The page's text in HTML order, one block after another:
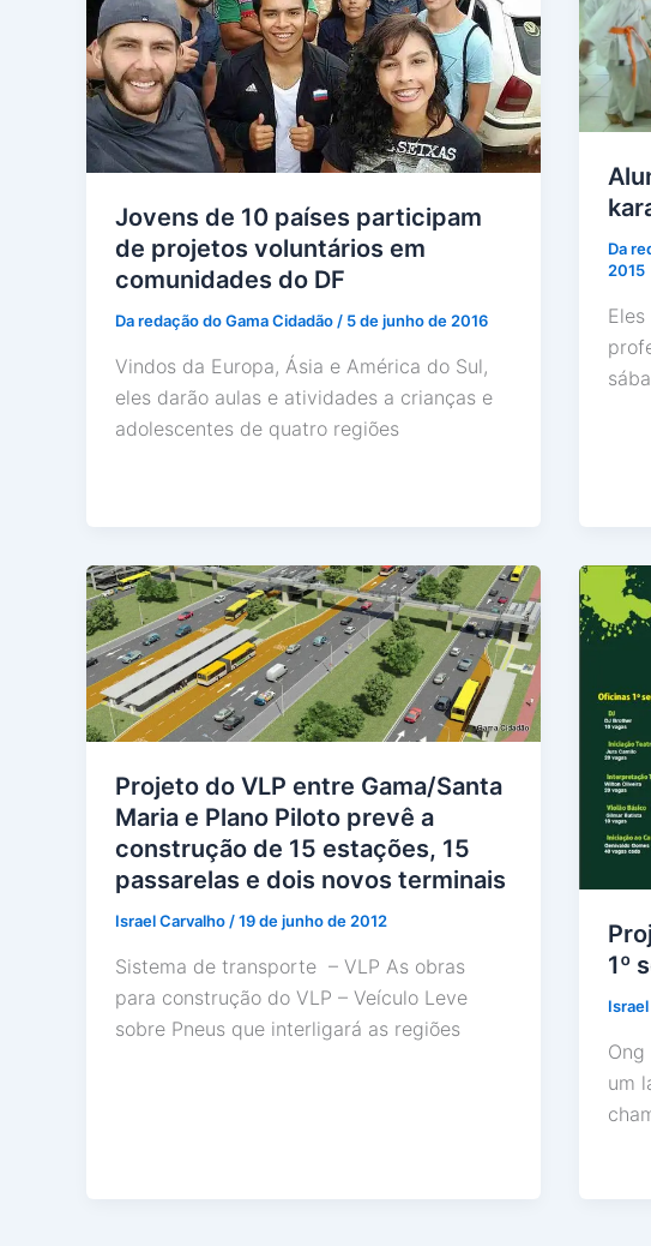
Jovens de 10 países participam
de projetos voluntários em
comunidades do DF
Da redação do Gama Cidadão / 5 de junho de 2016
Vindos da Europa, Ásia e América do Sul,
eles darão aulas e atividades a crianças e
adolescentes de quatro regiões
Da
2015
Projeto do VLP entre Gama/Santa
Maria e Plano Piloto prevê a
construção de 15 estações, 15
passarelas e dois novos terminais
Israel Carvalho/19 de junho de 2012
Sistema de transporte – VLP As obras
para construção do VLP – Veículo Leve
sobre Pneus que interligará as regiões
1º
um